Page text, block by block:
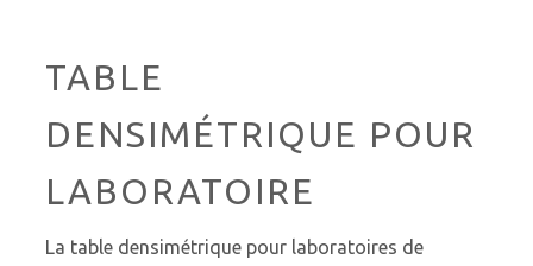
TABLE
DENSIMÉTRIQUE POUR
LABORATOIRE
La table densimétrique pour laboratoires de